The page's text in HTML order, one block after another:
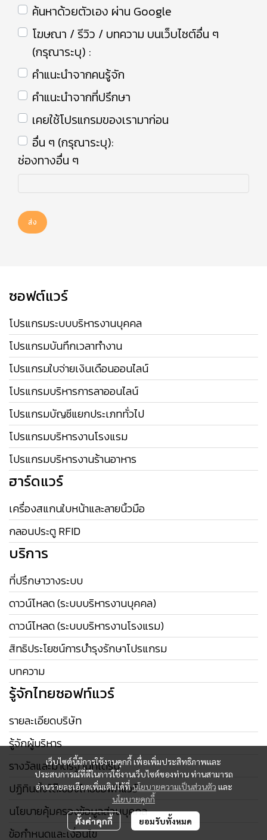
ค้นหาด้วยตัวเอง ผ่าน Google
โฆษณา / รีวิว / บทความ บนเว็บไซต์อื่น ๆ
(กรุณาระบุ) :
คำแนะนำจากคนรู้จัก
คำแนะนำจากที่ปรึกษา
เคยใช้โปรแกรมของเรามาก่อน
อื่น ๆ (กรุณาระบุ):
ช่องทางอื่น ๆ
ส่ง
เว็บไซต์นี้มีการใช้งานคุกกี้ เพื่อเพิ่มประสิทธิภาพและ
ประสบการณ์ที่ดีในการใช้งานเว็บไซต์ของท่าน ท่านสามารถ
อ่านรายละเอียดเพิ่มเติมได้ที่นโยบายความเป็นส่วนตัว และ
นโยบายคุกกี้
ตั้งค่าคุกกี้ ยอมรับทั้งหมด
ซอฟต์แวร์
โปรแกรมระบบบริหารงานบุคคล
โปรแกรมบันทึกเวลาทำงาน
โปรแกรมใบจ่ายเงินเดือนออนไลน์
โปรแกรมบริหารการลาออนไลน์
โปรแกรมบัญชีแยกประเภททั่วไป
โปรแกรมบริหารงานโรงแรม
โปรแกรมบริหารงานร้านอาหาร
ฮาร์ดแวร์
เครื่องสแกนใบหน้าและลายนิ้วมือ
กลอนประตู RFID
บริการ
ที่ปรึกษาวางระบบ
ดาวน์โหลด (ระบบบริหารงานบุคคล)
ดาวน์โหลด (ระบบบริหารงานโรงแรม)
สิทธิประโยชน์การบำรุงรักษาโปรแกรม
บทความ
รู้จักไทยซอฟท์แวร์
รายละเอียดบริษัท
รู้จักผู้บริหาร
รางวัลและมาตรฐานที่ได้รับ
ปฏิทินตั้งโต๊ะของไทยซอฟท์แวร์
นโยบายคุ้มครองข้อมูลส่วนบุคคล
ข้อกำหนดและเงื่อนไข